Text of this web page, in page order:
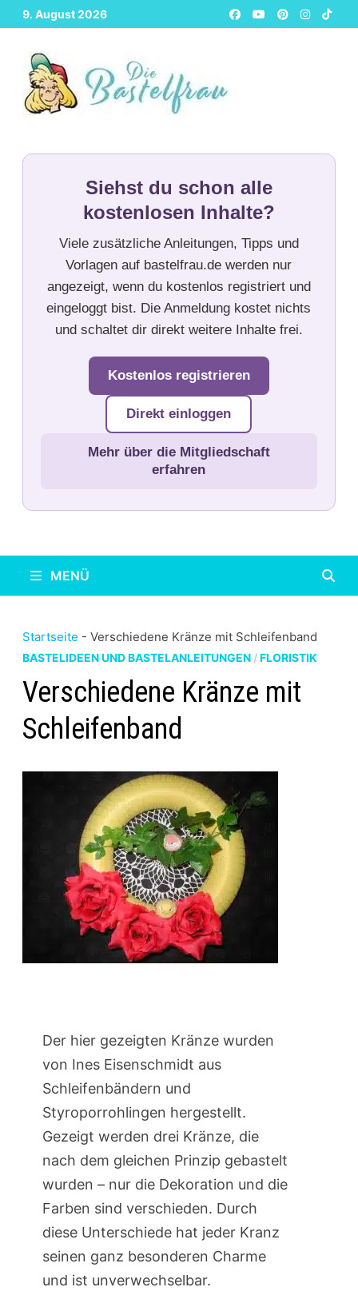
Zurück
zum
Inhalt
9. August 2026
Siehst du schon alle
kostenlosen Inhalte?
Viele zusätzliche Anleitungen, Tipps und
Vorlagen auf bastelfrau.de werden nur
angezeigt, wenn du kostenlos registriert und
eingeloggt bist. Die Anmeldung kostet nichts
und schaltet dir direkt weitere Inhalte frei.
Kostenlos registrieren
Direkt einloggen
Mehr über die Mitgliedschaft
erfahren
MENÜ
Startseite - Verschiedene Kränze mit Schleifenband
BASTELIDEEN UND BASTELANLEITUNGEN/FLORISTIK
Verschiedene Kränze mit
Schleifenband
Der hier gezeigten Kränze wurden
von Ines Eisenschmidt aus
Schleifenbändern und
Styroporrohlingen hergestellt.
Gezeigt werden drei Kränze, die
nach dem gleichen Prinzip gebastelt
wurden – nur die Dekoration und die
Farben sind verschieden. Durch
diese Unterschiede hat jeder Kranz
seinen ganz besonderen Charme
und ist unverwechselbar.